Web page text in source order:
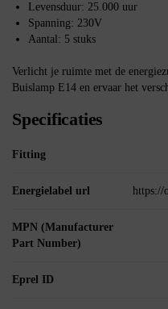
Levensduur: 25.000 uur
Spanning: 230V
Aantal: 5 stuks
Verlicht je ruimte met de
Buislamp E14 en ervaar het
Specificaties
Fitting
Energielabel url https://
MPN (Manufacturer
Part Number)
Eprel ID